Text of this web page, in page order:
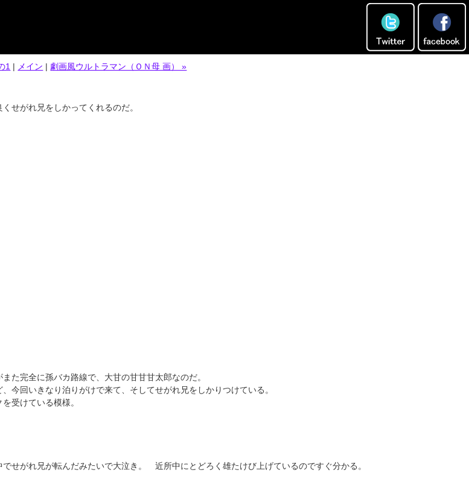
1 | メイン | 劇画風ウルトラマン（ＯＮ母 画） »
せがれ兄をしかってくれるのだ。
た完全に孫バカ路線で、大甘の甘甘甘太郎なのだ。
今回いきなり泊りがけで来て、そしてせがれ兄をしかりつけている。
受けている模様。
せがれ兄が転んだみたいで大泣き。 近所中にとどろく雄たけび上げているのですぐ分かる。